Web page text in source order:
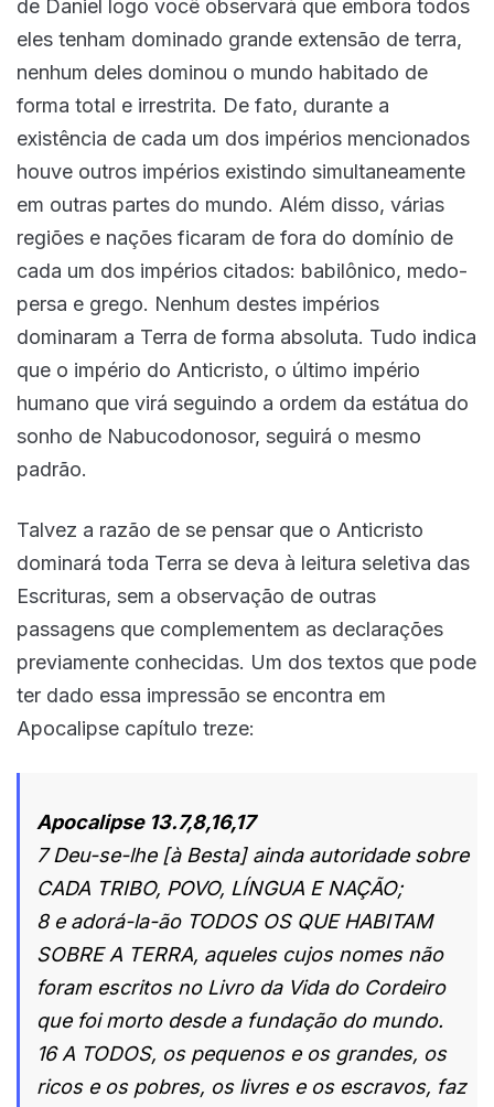
de Daniel logo você observará que embora todos
eles tenham dominado grande extensão de terra,
nenhum deles dominou o mundo habitado de
forma total e irrestrita. De fato, durante a
existência de cada um dos impérios mencionados
houve outros impérios existindo simultaneamente
em outras partes do mundo. Além disso, várias
regiões e nações ficaram de fora do domínio de
cada um dos impérios citados: babilônico, medo-
persa e grego. Nenhum destes impérios
dominaram a Terra de forma absoluta. Tudo indica
que o império do Anticristo, o último império
humano que virá seguindo a ordem da estátua do
sonho de Nabucodonosor, seguirá o mesmo
padrão.
Talvez a razão de se pensar que o Anticristo
dominará toda Terra se deva à leitura seletiva das
Escrituras, sem a observação de outras
passagens que complementem as declarações
previamente conhecidas. Um dos textos que pode
ter dado essa impressão se encontra em
Apocalipse capítulo treze:
Apocalipse 13.7,8,16,17
7 Deu-se-lhe [à Besta] ainda autoridade sobre
CADA TRIBO, POVO, LÍNGUA E NAÇÃO;
8 e adorá-la-ão TODOS OS QUE HABITAM
SOBRE A TERRA, aqueles cujos nomes não
foram escritos no Livro da Vida do Cordeiro
que foi morto desde a fundação do mundo.
16 A TODOS, os pequenos e os grandes, os
ricos e os pobres, os livres e os escravos, faz